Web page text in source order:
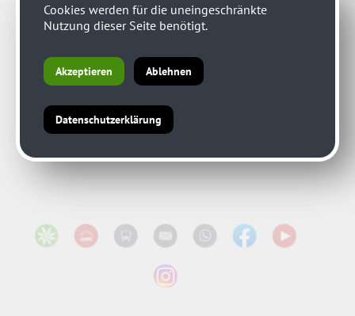
Cookies werden für die uneingeschränkte
Nutzung dieser Seite benötigt.
Akzeptieren Ablehnen
Datenschutzerklärung